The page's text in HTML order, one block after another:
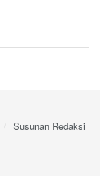
Susunan Redaksi